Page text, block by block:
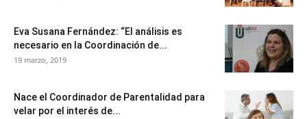
Eva Susana Fernández: “El análisis es
necesario en la Coordinación de...
19 marzo, 2019
Nace el Coordinador de Parentalidad para
velar por el interés de...